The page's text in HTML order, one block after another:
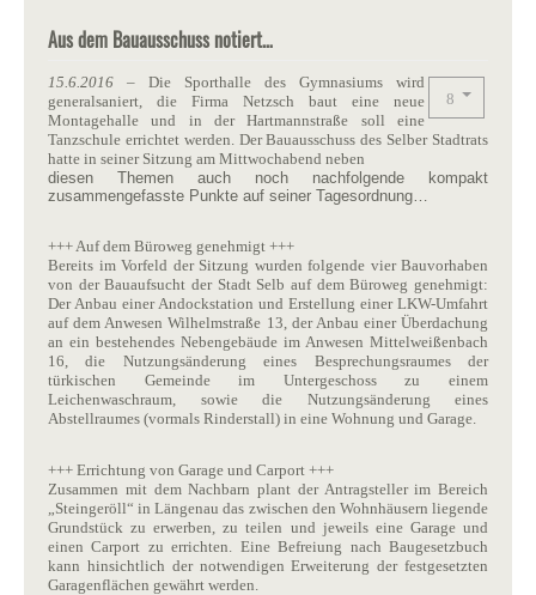
Aus dem Bauausschuss notiert…
15.6.2016 – Die Sporthalle des Gymnasiums wird
generalsaniert, die Firma Netzsch baut eine neue
Montagehalle und in der Hartmannstraße soll eine
Tanzschule errichtet werden. Der Bauausschuss des Selber Stadtrats
hatte in seiner Sitzung am Mittwochabend neben
diesen Themen auch noch nachfolgende kompakt
zusammengefasste Punkte auf seiner Tagesordnung…
+++ Auf dem Büroweg genehmigt +++
Bereits im Vorfeld der Sitzung wurden folgende vier Bauvorhaben
von der Bauaufsucht der Stadt Selb auf dem Büroweg genehmigt:
Der Anbau einer Andockstation und Erstellung einer LKW-Umfahrt
auf dem Anwesen Wilhelmstraße 13, der Anbau einer Überdachung
an ein bestehendes Nebengebäude im Anwesen Mittelweißenbach
16, die Nutzungsänderung eines Besprechungsraumes der
türkischen Gemeinde im Untergeschoss zu einem
Leichenwaschraum, sowie die Nutzungsänderung eines
Abstellraumes (vormals Rinderstall) in eine Wohnung und Garage.
+++ Errichtung von Garage und Carport +++
Zusammen mit dem Nachbarn plant der Antragsteller im Bereich
„Steingeröll“ in Längenau das zwischen den Wohnhäusern liegende
Grundstück zu erwerben, zu teilen und jeweils eine Garage und
einen Carport zu errichten. Eine Befreiung nach Baugesetzbuch
kann hinsichtlich der notwendigen Erweiterung der festgesetzten
Garagenflächen gewährt werden.